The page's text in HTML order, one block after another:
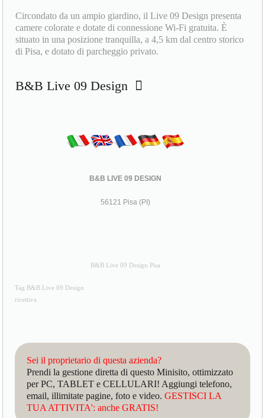
Circondato da un ampio giardino, il Live 09 Design presenta
camere colorate e dotate di connessione Wi-Fi gratuita. È
situato in una posizione tranquilla, a 4,5 km dal centro storico
di Pisa, e dotato di parcheggio privato.
B&B Live 09 Design
B&B LIVE 09 DESIGN
56121 Pisa (PI)
B&B Live 09 Design Pisa
Tag B&B Live 09 Design
ricettiva
Sei il proprietario di questa azienda?
Prendi la gestione diretta di questo Minisito, ottimizzato
per PC, TABLET e CELLULARI! Aggiungi telefono,
email, illimitate pagine, foto e video.GESTISCI LA
TUA ATTIVITA': anche GRATIS!